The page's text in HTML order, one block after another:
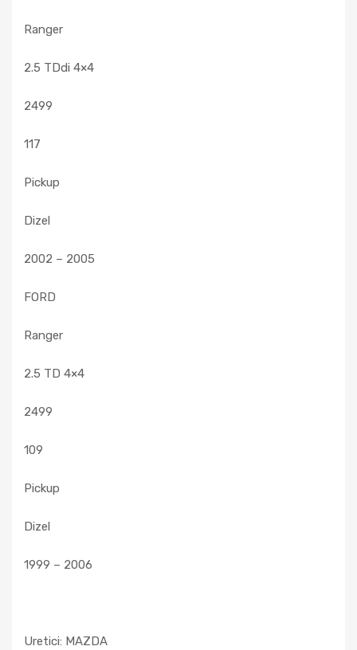
Ranger
2.5 TDdi 4×4
2499
117
Pickup
Dizel
2002 – 2005
FORD
Ranger
2.5 TD 4×4
2499
109
Pickup
Dizel
1999 – 2006
Uretici: MAZDA